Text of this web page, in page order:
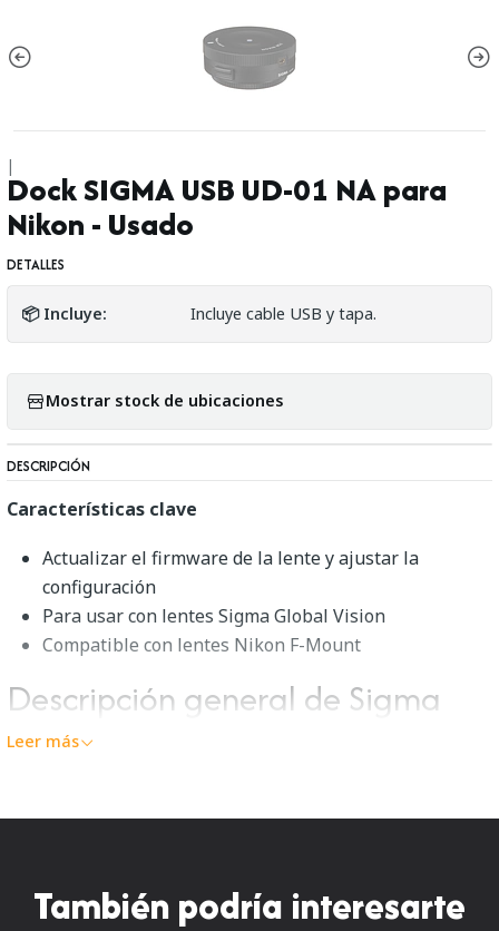
|
Dock SIGMA USB UD-01 NA para
Nikon - Usado
DETALLES
📦 Incluye: Incluye cable USB y tapa.
Mostrar stock de ubicaciones
DESCRIPCIÓN
Características clave
Actualizar el firmware de la lente y ajustar la
configuración
Para usar con lentes Sigma Global Vision
Compatible con lentes Nikon F-Mount
Descripción general de Sigma
878306
Esta base solo es compatible con los objetivos de la línea
Leer más
También podría interesarte